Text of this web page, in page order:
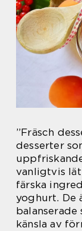
”Fräsch
desserter
vanligtvis
färska
yoghurt. De
känsla av